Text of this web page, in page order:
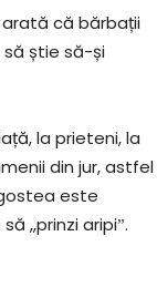
că bărbații
știe să-și
la prieteni, la
din jur, astfel
este
,,prinzi aripiˮ.